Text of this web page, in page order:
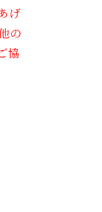
げ
の
協
年3月
年2月